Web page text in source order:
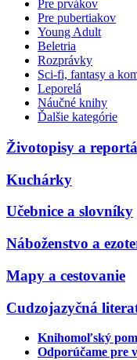
Pre prvákov
Pre pubertiakov
Young Adult
Beletria
Rozprávky
Sci-fi, fantasy a
Leporelá
Náučné knihy
Ďalšie kategórie
Životopisy a
Kuchárky
Učebnice a slovníky
Náboženstvo a
Mapy a cestovanie
Cudzojazyčná
Knihomoľský
Odporúčame pre